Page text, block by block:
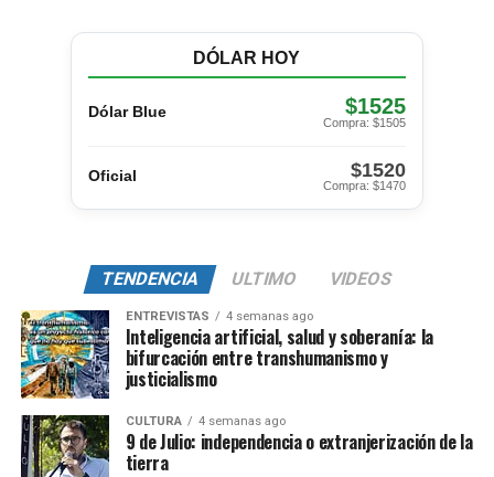
DÓLAR HOY
Dólar Blue $1525
Compra: $1505
Oficial $1520
Compra: $1470
TENDENCIA ULTIMO VIDEOS
ENTREVISTAS 4 semanas ago
Inteligencia artificial, salud y soberanía: la
bifurcación entre transhumanismo y
justicialismo
CULTURA 4 semanas ago
9 de Julio: independencia o extranjerización de la
tierra